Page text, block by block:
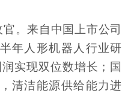
。来自中国上市公司
年人形机器人行业研
实现双位数增长；国
清洁能源供给能力进